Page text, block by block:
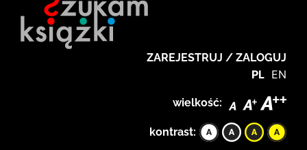
ZAREJESTRUJ / ZALOGUJ
PL EN
wielkość:
kontrast: